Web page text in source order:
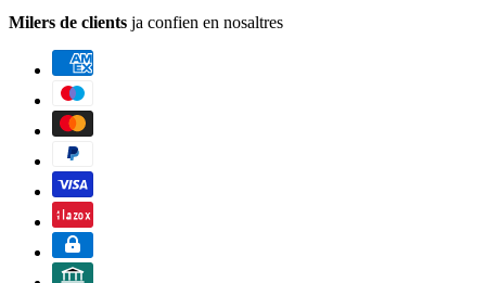
Milers de clients ja confien en nosaltres